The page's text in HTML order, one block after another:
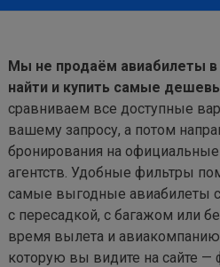
Мы не продаём авиабилеты в
найти и купить самые
сравниваем все доступные
вашему запросу, а потом
бронирования на
агентств. Удобные фильтры
самые выгодные авиабилеты
с пересадкой, с багажом или
время вылета и
которую вы видите на сайте